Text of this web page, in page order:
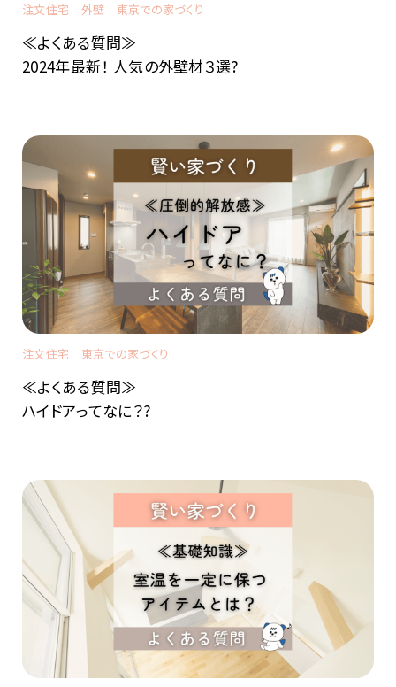
注文住宅 外壁 東京での家づくり
≪よくある質問≫
2024年最新！ 人気の外壁材３選?
注文住宅 東京での家づくり
≪よくある質問≫
ハイドアってなに？?